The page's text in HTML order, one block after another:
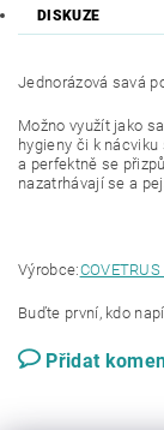
DISKUZE
Jednorázová savá
Možno využít jako
hygieny či k
a perfektně se
nazatrhávají se a
Výrobce:
Buďte první, kdo
Přidat